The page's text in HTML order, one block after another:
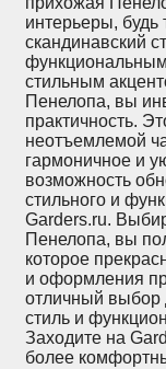
интерьеры, будь
скандинавский
стильным
Пенелопа, вы
практичность.
неотъемлемой
гармоничное и
возможность
стильного и
Garders.ru.
Пенелопа, вы
которое
и оформления
отличный выбор
стиль и
Заходите на
более